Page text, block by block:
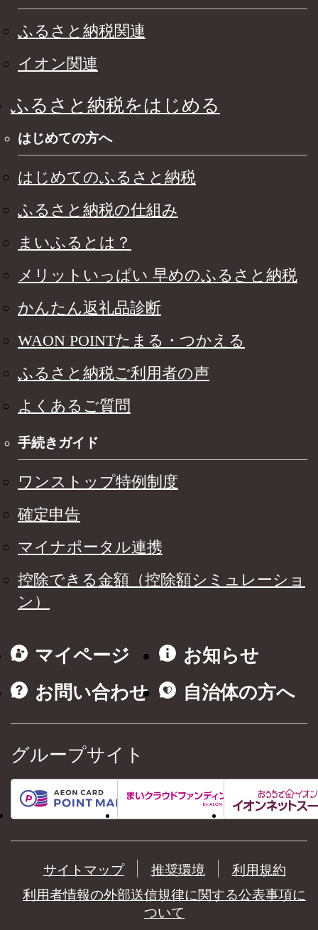
ふるさと納税関連
イオン関連
ふるさと納税をはじめる
はじめての方へ
はじめてのふるさと納税
ふるさと納税の仕組み
まいふるとは？
メリットいっぱい 早めのふるさと納税
かんたん返礼品診断
WAON POINTたまる・つかえる
ふるさと納税ご利用者の声
よくあるご質問
手続きガイド
ワンストップ特例制度
確定申告
マイナポータル連携
控除できる金額（控除額シミュレーショ
ン）
マイページ
お知らせ
お問い合わせ
自治体の方へ
グループサイト
サイトマップ 推奨環境
利用規約
利用者情報の外部送信規律に関する公表事項に
ついて